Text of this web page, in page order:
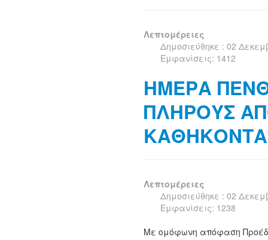
Λεπτομέρειες
Δημοσιεύθηκε : 02
Εμφανίσεις: 1412
ΗΜΕΡΑ
ΠΛΗΡΟΥΣ
Λεπτομέρειες
Δημοσιεύθηκε : 02
Εμφανίσεις: 1238
Με ομόφωνη απόφαση